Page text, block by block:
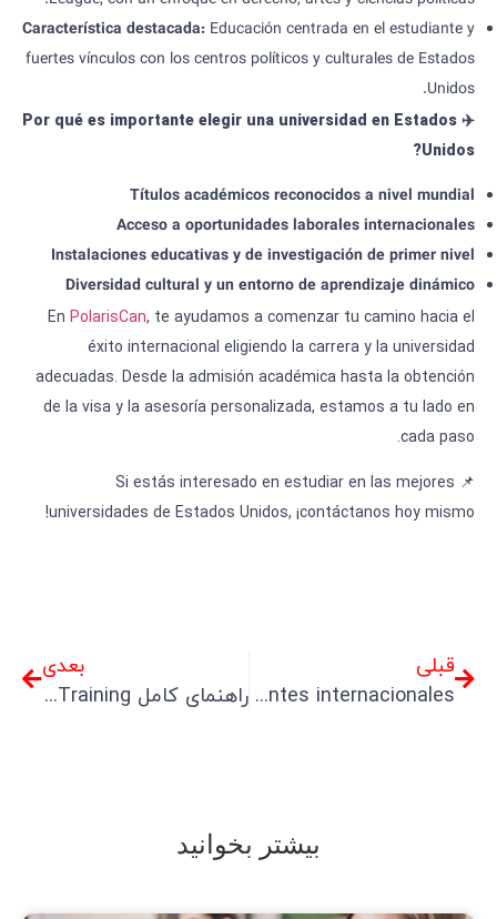
Característica destacada:Educación centrada en el estudiante y
fuertes vínculos con los centros políticos y culturales de Estados
Unidos.
✈️
Por qué es importante elegir una universidad en Estados
Unidos?
Títulos académicos reconocidos a nivel mundial
Acceso a oportunidades laborales internacionales
Instalaciones educativas y de investigación de primer nivel
Diversidad cultural y un entorno de aprendizaje dinámico
EnPolarisCan , te ayudamos a comenzar tu camino hacia el
éxito internacional eligiendo la carrera y la universidad
adecuadas. Desde la admisión académica hasta la obtención
de la visa y la asesoría personalizada, estamos a tu lado en
cada paso.
📌 Si estás interesado en estudiar en las mejores
universidades de Estados Unidos, ¡contáctanos hoy mismo!
قبلی
Preparación para ingresar a Canadá con una visa de estudio: Guía completa para estudiantes internacionales
بعدی
راهنمای کامل Practical Training در آمریکا برای دانشجویان بین‌المللی
بیشتر بخوانید